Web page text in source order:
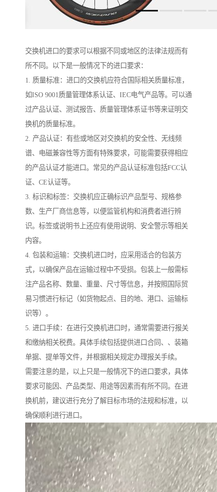
交换机进口的要求可以根据不同或地区的法律法规而有
所不同。以下是一般情况下的进口要求：
1. 质量标准：进口的交换机应符合国际相关质量标准，
如ISO 9001质量管理体系认证、IEC电气产品等。可以通
过产品认证、测试报告、质量管理体系证书等来证明交
换机的质量标准。
2. 产品认证：有些或地区对交换机的安全性、无线频
谱、电磁兼容性等方面有特殊要求，可能需要获得相应
的产品认证才能进口。常见的产品认证标准包括FCC认
证、CE认证等。
3. 标识和标签：交换机应正确标识产品型号、规格参
数、生产厂商信息等，以便监管机构和消费者进行辨
识。标签或说明书上还应有使用说明、安全警示等相关
内容。
4. 包装和运输：交换机进口时，应采用适合的包装方
式，以确保产品在运输过程中不受损。包装上一般需标
注产品名称、数量、重量、尺寸等信息，并按照国际贸
易习惯进行标记（如货物起点、目的地、港口、运输标
识等）。
5. 进口手续：在进行交换机进口时，通常需要进行报关
和缴纳相关税费。具体手续包括提供进口合同、、装箱
单据、提单等文件，并根据相关规定办理报关手续。
需要注意的是，以上只是一般情况下的进口要求，具体
要求可能因、产品类型、用途等因素而有所不同。在进
换机前，建议进行充分了解目标市场的法规和标准，以
确保顺利进行进口。